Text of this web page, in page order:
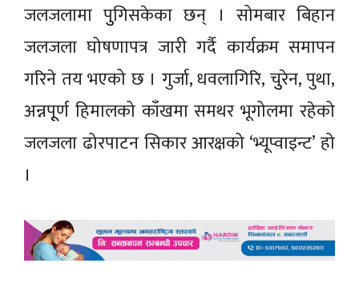
जलजलामा पुुगिसकेका छन् । सोमबार बिहान
जलजला घोषणापत्र जारी गर्दै कार्यक्रम समापन
गरिने तय भएको छ । गुर्जा, धवलागिरि, चुुरेन, पुथा,
अन्नपूूर्ण हिमालको काँखमा समथर भूगोलमा रहेको
जलजला ढोरपाटन सिकार आरक्षको ‘भ्यूप्वाइन्ट’ हो
।